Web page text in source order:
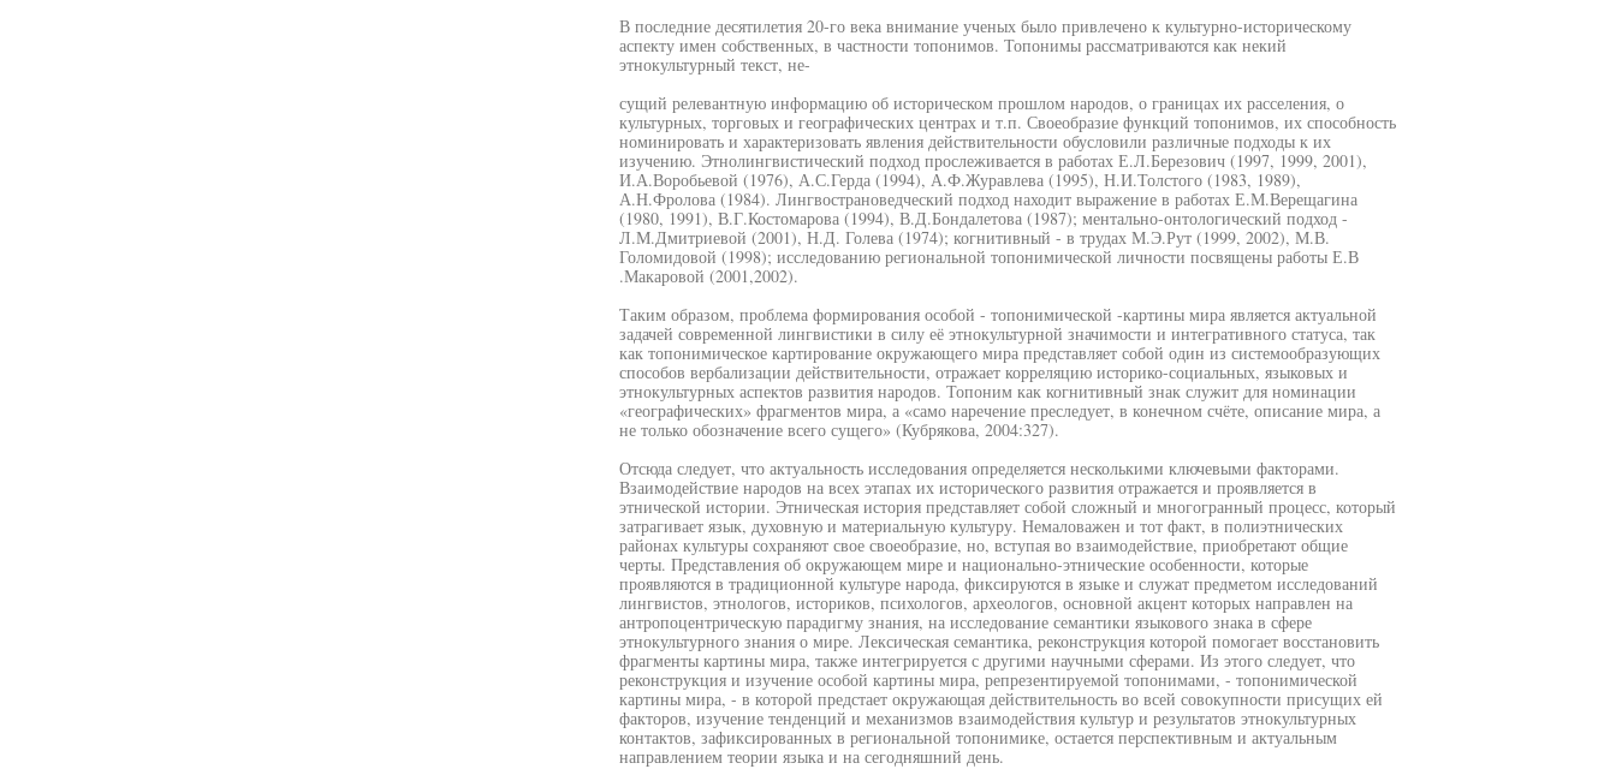
В последние десятилетия 20-го века внимание ученых было привлечено к культурно-историческому
аспекту имен собственных, в частности топонимов. Топонимы рассматриваются как некий
этнокультурный текст, не-
сущий релевантную информацию об историческом прошлом народов, о границах их расселения, о
культурных, торговых и географических центрах и т.п. Своеобразие функций топонимов, их способность
номинировать и характеризовать явления действительности обусловили различные подходы к их
изучению. Этнолингвистический подход прослеживается в работах Е.Л.Березович (1997, 1999, 2001),
И.А.Воробьевой (1976), А.С.Герда (1994), А.Ф.Журавлева (1995), Н.И.Толстого (1983, 1989),
А.Н.Фролова (1984). Лингвострановедческий подход находит выражение в работах Е.М.Верещагина
(1980, 1991), В.Г.Костомарова (1994), В.Д.Бондалетова (1987); ментально-онтологический подход -
Л.М.Дмитриевой (2001), Н.Д. Голева (1974); когнитивный - в трудах М.Э.Рут (1999, 2002), М.В.
Голомидовой (1998); исследованию региональной топонимической личности посвящены работы Е.В
.Макаровой (2001,2002).
Таким образом, проблема формирования особой - топонимической -картины мира является актуальной
задачей современной лингвистики в силу её этнокультурной значимости и интегративного статуса, так
как топонимическое картирование окружающего мира представляет собой один из системообразующих
способов вербализации действительности, отражает корреляцию историко-социальных, языковых и
этнокультурных аспектов развития народов. Топоним как когнитивный знак служит для номинации
«географических» фрагментов мира, а «само наречение преследует, в конечном счёте, описание мира, а
не только обозначение всего сущего» (Кубрякова, 2004:327).
Отсюда следует, что актуальность исследования определяется несколькими ключевыми факторами.
Взаимодействие народов на всех этапах их исторического развития отражается и проявляется в
этнической истории. Этническая история представляет собой сложный и многогранный процесс, который
затрагивает язык, духовную и материальную культуру. Немаловажен и тот факт, в полиэтнических
районах культуры сохраняют свое своеобразие, но, вступая во взаимодействие, приобретают общие
черты. Представления об окружающем мире и национально-этнические особенности, которые
проявляются в традиционной культуре народа, фиксируются в языке и служат предметом исследований
лингвистов, этнологов, историков, психологов, археологов, основной акцент которых направлен на
антропоцентрическую парадигму знания, на исследование семантики языкового знака в сфере
этнокультурного знания о мире. Лексическая семантика, реконструкция которой помогает восстановить
фрагменты картины мира, также интегрируется с другими научными сферами. Из этого следует, что
реконструкция и изучение особой картины мира, репрезентируемой топонимами, - топонимической
картины мира, - в которой предстает окружающая действительность во всей совокупности присущих ей
факторов, изучение тенденций и механизмов взаимодействия культур и результатов этнокультурных
контактов, зафиксированных в региональной топонимике, остается перспективным и актуальным
направлением теории языка и на сегодняшний день.